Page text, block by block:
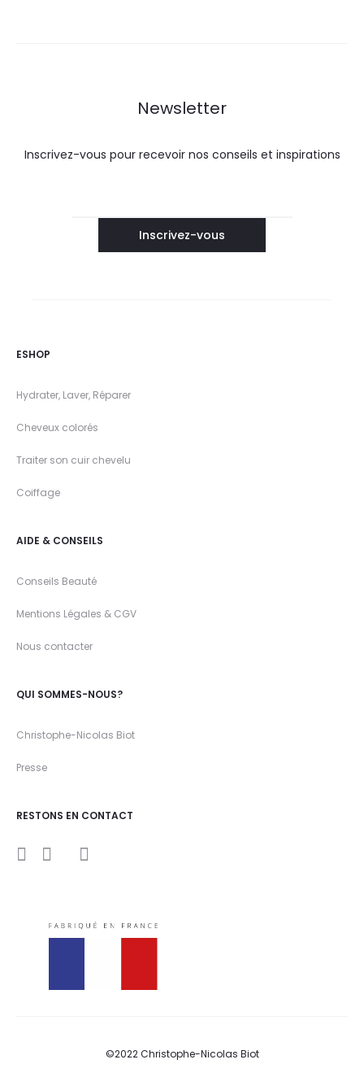
Newsletter
Inscrivez-vous pour recevoir nos conseils et inspirations
ESHOP
Hydrater, Laver, Réparer
Cheveux colorés
Traiter son cuir chevelu
Coiffage
AIDE & CONSEILS
Conseils Beauté
Mentions Légales & CGV
Nous contacter
QUI SOMMES-NOUS?
Christophe-Nicolas Biot
Presse
RESTONS EN CONTACT
u
b
b
©2022 Christophe-Nicolas Biot